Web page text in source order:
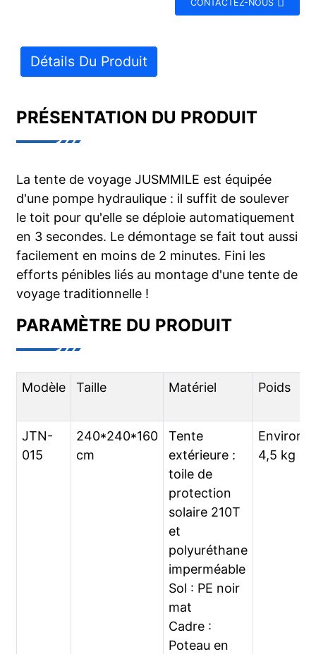
CONTACTEZ-NOUS
Détails Du Produit
PRÉSENTATION DU PRODUIT
La tente de voyage JUSMMILE est équipée
d'une pompe hydraulique : il suffit de soulever
le toit pour qu'elle se déploie automatiquement
en 3 secondes. Le démontage se fait tout aussi
facilement en moins de 2 minutes. Fini les
efforts pénibles liés au montage d'une tente de
voyage traditionnelle !
PARAMÈTRE DU PRODUIT
Modèle Taille Matériel Poids
JTN-
015
240*240*160
cm
Tente
extérieure :
toile de
protection
solaire 210T
et
polyuréthane
imperméable
Sol : PE noir
mat
Cadre :
Poteau en
Environ
4,5 kg